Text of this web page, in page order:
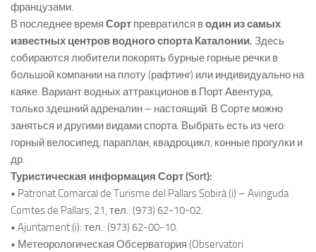
французами.
В последнее время Сорт превратился водин из самых
известных центров водного спорта Каталонии. Здесь
собираются любители покорять бурные горные речки в
большой компании на плоту (рафтинг) или индивидуально на
каяке. Вариант водных аттракционов в Порт Авентура,
только здешний адреналин – настоящий. В Сорте можно
заняться и другими видами спорта. Выбрать есть из чего:
горный велосипед, параплан, квадроцикл, конные прогулки и
др.
Туристическая информация Сорт (Sort):
• Patronat Comarcal de Turisme del Pallars Sobirà (i) – Avinguda
Comtes de Pallars, 21, тел.: (973) 62-10-02.
• Ajuntament (i): тел.: (973) 62-00-10.
• Метеорологическая Обсерватория (Observatori